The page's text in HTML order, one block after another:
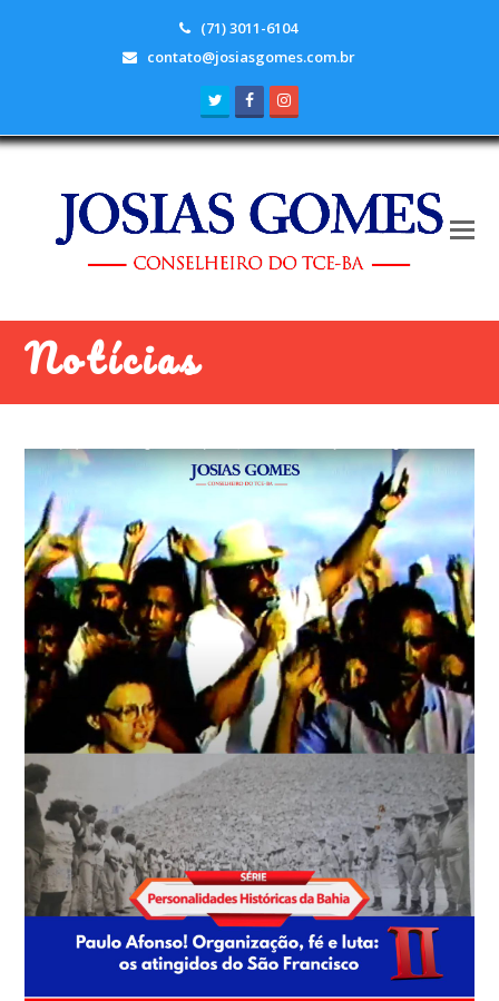
(71) 3011-6104
contato@josiasgomes.com.br
TwitterFacebook
Notícias